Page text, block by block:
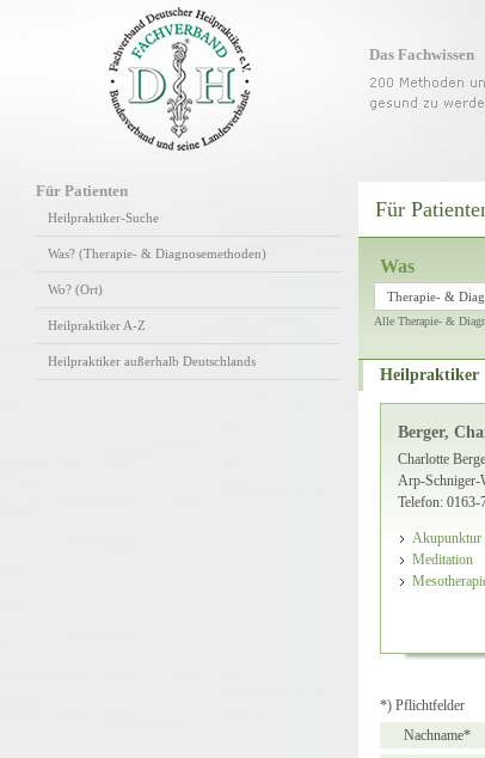
Das Fachwissen
Für Patienten
Heilpraktiker-Suche
Was? (Therapie- & Diagnosemethoden)
Wo? (Ort)
Heilpraktiker A-Z
Heilpraktiker außerhalb Deutschlands
Für
Was
Therapie- &
Alle Therapie- &
Heilpraktiker
Berger,
Charlotte
Arp-Schniger-
Telefon: 0163-
Akupunktur
Meditation
*) Pflichtfelder
Nachname*